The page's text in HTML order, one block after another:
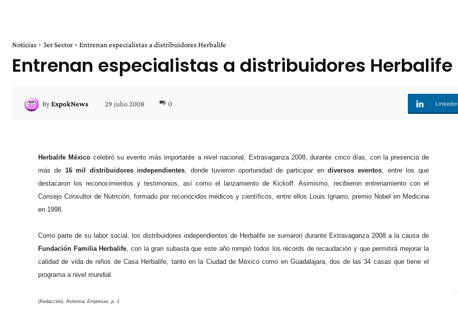
Noticias 3er Sector Entrenan especialistas a distribuidores Herbalife
Entrenan especialistas a distribuidores Herbalife
ByExpokNews 29 julio 2008 0 Linkedin
Herbalife México celebró su evento más importante a nivel nacional, Extravaganza 2008, durante cinco días, con la presencia de
más de 16 mil distribuidores independientes, donde tuvieron oportunidad de participar endiversos eventos, entre los que
destacaron los reconocimientos y testimonios, así como el lanzamiento de Kickoff. Asimismo, recibieron entrenamiento con el
Consejo Consultor de Nutrición, formado por reconocidos médicos y científicos, entre ellos Louis Ignarro, premio Nobel en Medicina
en 1998.
Como parte de su labor social, los distribuidores independientes de Herbalife se sumaron durante Extravaganza 2008 a la causa de
Fundación Familia Herbalife, con la gran subasta que este año rompió todos los récords de recaudación y que permitirá mejorar la
calidad de vida de niños de Casa Herbalife, tanto en la Ciudad de México como en Guadalajara, dos de las 34 casas que tiene el
programa a nivel mundial.
(Redacción), Reforma, Empresas, p. 1